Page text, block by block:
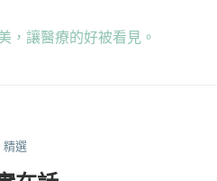
，讓醫療的好被看見。
精選